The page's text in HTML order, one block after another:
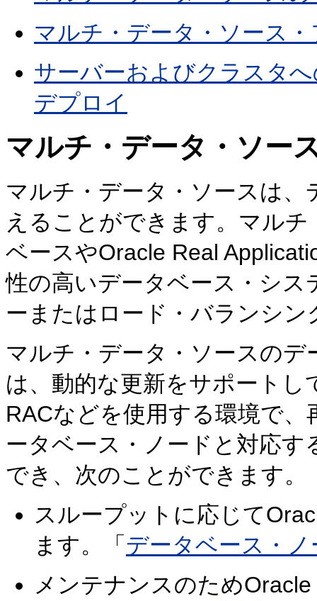
マルチ・データ・ソース
サーバーおよびクラスタ
デプロイ
マルチ・データ・ソー
マルチ・データ・ソースは
えることができます。マル
ベースやOracle Real
性の高いデータベース・シ
ーまたはロード・バランシン
マルチ・データ・ソースの
は、動的な更新をサポート
RACなどを使用する環境で
ータベース・ノードと対応
でき、次のことができます。
スループットに応じて
ます。「 データベース・
メンテナンスのため